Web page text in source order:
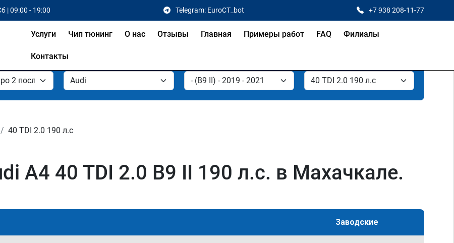
| 09:00 - 19:00 Telegram: EuroCT_bot +7 938 208-11-77
Услуги Чип тюнинг О нас Отзывы Главная Примеры работ FAQ Филиалы
Контакты
40 TDI 2.0 190 л.с
A4 40 TDI 2.0 B9 II 190 л.с. в Махачкале.
Заводские